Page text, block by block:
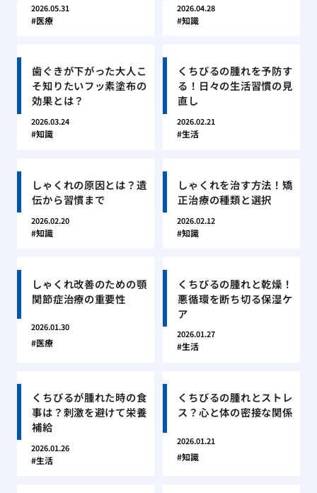
2026.05.31
医療
2026.04.28
知識
歯ぐきが下がった大人こ
そ知りたいフッ素塗布の
効果とは？
2026.03.24
知識
くちびるの腫れを予防す
る！日々の生活習慣の見
直し
2026.02.21
生活
しゃくれの原因とは？遺
伝から習慣まで
2026.02.20
知識
しゃくれを治す方法！矯
正治療の種類と選択
2026.02.12
知識
しゃくれ改善のための顎
関節症治療の重要性
2026.01.30
医療
くちびるの腫れと乾燥！
悪循環を断ち切る保湿ケ
ア
2026.01.27
生活
くちびるが腫れた時の食
事は？刺激を避けて栄養
補給
2026.01.26
生活
くちびるの腫れとストレ
ス？心と体の密接な関係
2026.01.21
知識